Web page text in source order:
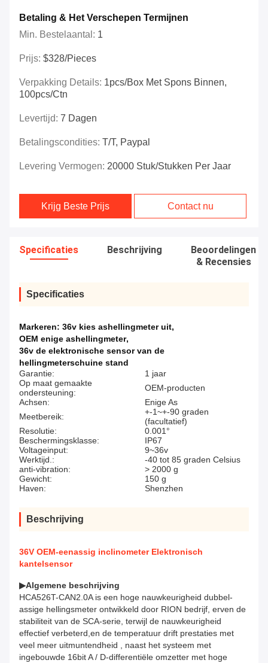
Betaling & Het Verschepen Termijnen
Min. Bestelaantal: 1
Prijs: $328/Pieces
Verpakking Details: 1pcs/box Met Spons Binnen,
100pcs/ctn
Levertijd: 7 Dagen
Betalingscondities: T/T, Paypal
Levering Vermogen: 20000 Stuk/Stukken Per Jaar
Krijg Beste Prijs Contact nu
Specificaties Beschrijving
Beoordelingen
& Recensies
Specificaties
Markeren: 36v kies ashellingmeter uit,
OEM enige ashellingmeter,
36v de elektronische sensor van de
hellingmeterschuine stand
Garantie:
1 jaar
Op maat gemaakte
ondersteuning:
OEM-producten
Achsen:
Enige As
Meetbereik:
+-1~+-90 graden
(facultatief)
Resolutie:
0.001°
Beschermingsklasse:
IP67
Voltageinput:
9~36v
Werktijd.:
-40 tot 85 graden Celsius
anti-vibration:
> 2000 g
Gewicht:
150 g
Haven:
Shenzhen
Beschrijving
36V OEM-eenassig inclinometer Elektronisch
kantelsensor
▶Algemene beschrijving
HCA526T-CAN2.0A is een hoge nauwkeurigheid dubbel-
assige hellingsmeter ontwikkeld door RION bedrijf, erven de
stabiliteit van de SCA-serie, terwijl de nauwkeurigheid
effectief verbeterd,en de temperatuur drift prestaties met
veel meer uitmuntendheid , naast het systeem met
ingebouwde 16bit A / D-differentiële omzetter met hoge